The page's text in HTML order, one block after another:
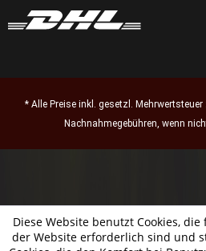
* Alle Preise inkl. gesetzl. Mehrwertsteuer
Nachnahmegebühren, wenn
Diese Website benutzt Cookies,
der Website erforderlich sind und